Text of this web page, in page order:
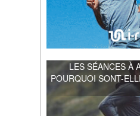
LES SÉANCES À
POURQUOI SONT-